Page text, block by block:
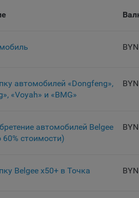
5.1.
5.3.
5.4.
BYN
автомобилей «Dongfeng»,
«Voyah» и «BMG»
BYN
автомобилей Belgee
60% стоимости)
BYN
Belgee x50+ в Точка BYN